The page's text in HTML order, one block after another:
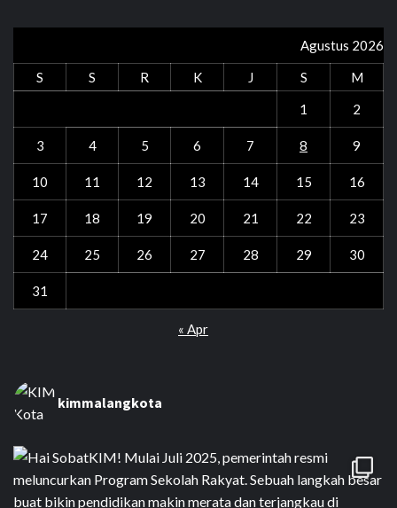
Agustus 2026
S
S R K J S
M
1
2
3 4 5 6 7 8 9
10 11 12 13 14 15 16
17 18 19 20 21 22 23
24 25 26 27 28 29 30
31
« Apr
kimmalangkota